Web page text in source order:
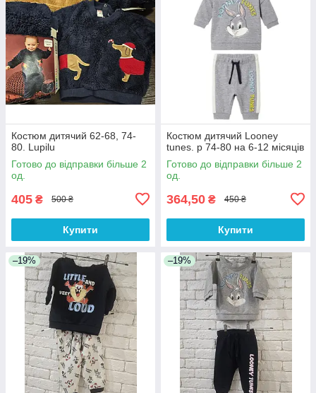
Костюм дитячий 62-68, 74-
80. Lupilu
Готово до відправки більше 2
од.
405 ₴ 500 ₴
Купити
Костюм дитячий Looney
tunes. р 74-80 на 6-12 місяців
Готово до відправки більше 2
од.
364,50 ₴ 450 ₴
Купити
–19% –19%